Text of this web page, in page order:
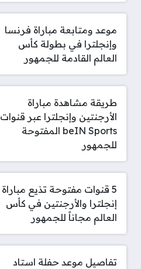
موعد ومتابعة مباراة فرنسا
وإنجلترا في بطولة كأس
العالم القادمة للجمهور
طريقة مشاهدة مباراة
الأرجنتين وإنجلترا عبر قنوات
beIN Sports المفتوحة
للجمهور
5 قنوات مفتوحة تذيع مباراة
إنجلترا والأرجنتين في كأس
العالم مجاناً للجمهور
تفاصيل موعد حفلة استاد